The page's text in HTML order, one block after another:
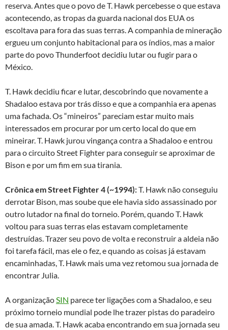
reserva. Antes que o povo de T. Hawk percebesse o que estava
acontecendo, as tropas da guarda nacional dos EUA os
escoltava para fora das suas terras. A companhia de mineração
ergueu um conjunto habitacional para os índios, mas a maior
parte do povo Thunderfoot decidiu lutar ou fugir para o
México.
T. Hawk decidiu ficar e lutar, descobrindo que novamente a
Shadaloo estava por trás disso e que a companhia era apenas
uma fachada. Os “mineiros” pareciam estar muito mais
interessados em procurar por um certo local do que em
mineirar. T. Hawk jurou vingança contra a Shadaloo e entrou
para o circuito Street Fighter para conseguir se aproximar de
Bison e por um fim em sua tirania.
Crônica em Street Fighter 4 (~1994):T. Hawk não conseguiu
derrotar Bison, mas soube que ele havia sido assassinado por
outro lutador na final do torneio. Porém, quando T. Hawk
voltou para suas terras elas estavam completamente
destruídas. Trazer seu povo de volta e reconstruir a aldeia não
foi tarefa fácil, mas ele o fez, e quando as coisas já estavam
encaminhadas, T. Hawk mais uma vez retomou sua jornada de
encontrar Julia.
A organizaçãoSIN parece ter ligações com a Shadaloo, e seu
próximo torneio mundial pode lhe trazer pistas do paradeiro
de sua amada. T. Hawk acaba encontrando em sua jornada seu